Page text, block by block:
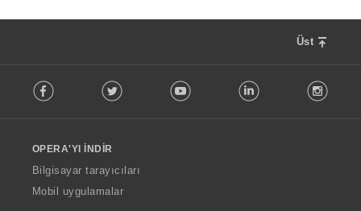
Üst
o
w
O
p
Facebook Twitter Youtube LinkedIn
OPERA'YI İNDIR
Bilgisayar tarayıcıları
Mobil uygulamalar